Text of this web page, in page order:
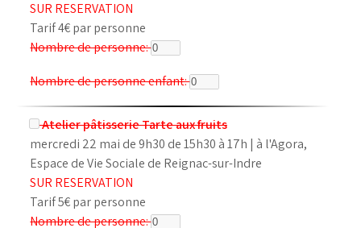
SUR RESERVATION
Tarif 4€ par personne
Nombre de personne:
Nombre de personne enfant:
Atelier pâtisserie Tarte aux fruits
mercredi 22 mai de 9h30 de 15h30 à 17h | à l'Agora,
Espace de Vie Sociale de Reignac-sur-Indre
SUR RESERVATION
Tarif 5€ par personne
Nombre de personne: